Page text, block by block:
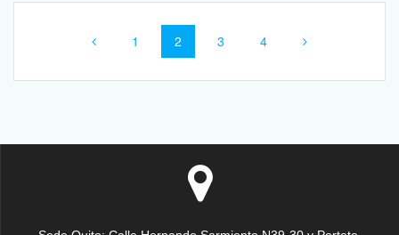
Navegación
Página
1 Página
2 Página
3 Página
4